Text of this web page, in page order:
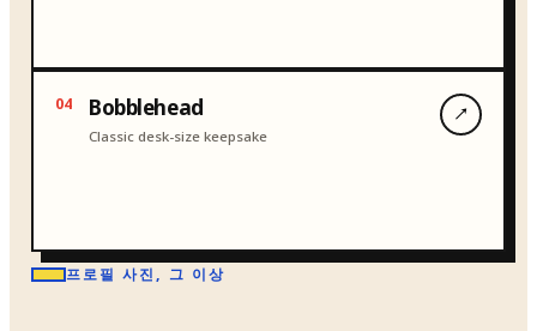
예시
04 Bobblehead
Classic desk-size keepsake
↗
프로필 사진, 그 이상